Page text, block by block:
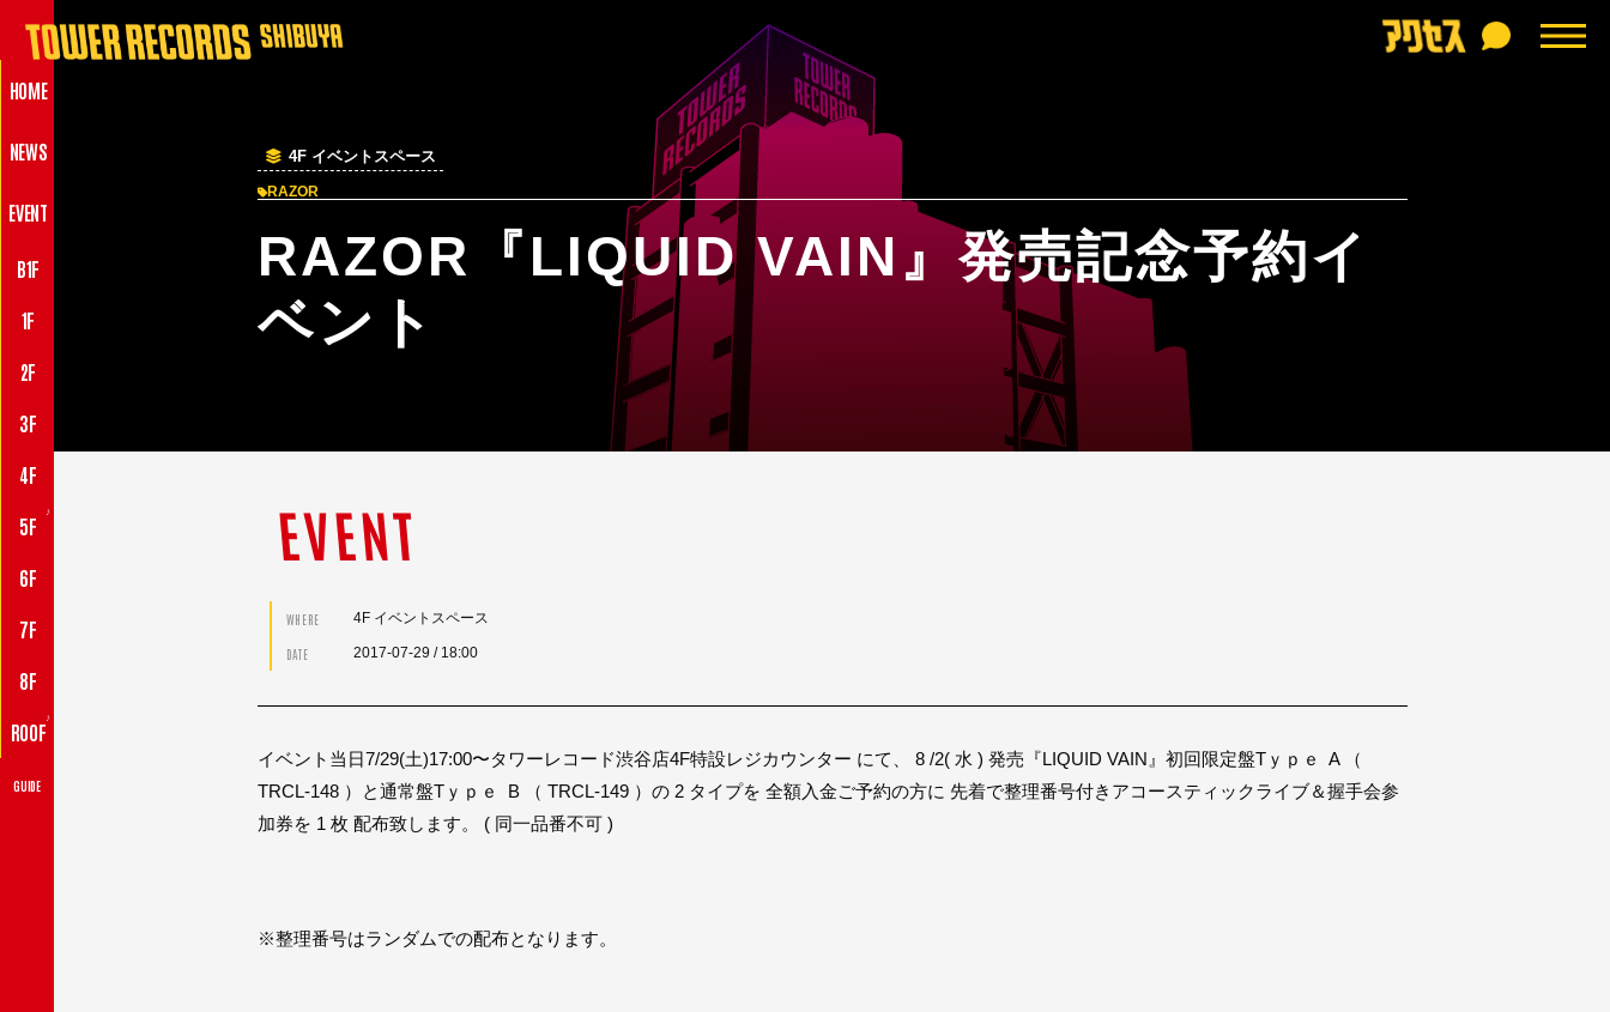
HOME
NEWS
EVENT
B1F
1F
2F
3F
4F
5F
♪
6F
7F
8F
ROOF
♪
GUIDE
4F イベントスペース
RAZOR
RAZOR『LIQUID VAIN』発売記念予約イ
ベント
EVENT
WHERE 4F イベントスペース
DATE 2017-07-29 / 18:00
イベント当日7/29(土)17:00〜タワーレコード渋谷店4F特設レジカウンター にて、 8 /2( 水 ) 発売『LIQUID VAIN』初回限定盤Tｙｐｅ A （
TRCL-148 ）と通常盤Tｙｐｅ B （ TRCL-149 ）の 2 タイプを 全額入金ご予約の方に 先着で整理番号付きアコースティックライブ＆握手会参
加券を 1 枚 配布致します。 ( 同一品番不可 )
※整理番号はランダムでの配布となります。